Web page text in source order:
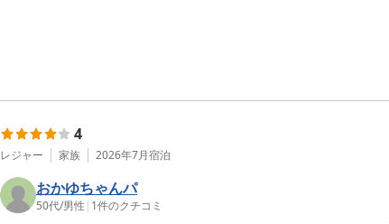
4
レジャー 家族 2026年7月宿泊
おかゆちゃんパ
50代/男性 | 1件のクチコミ